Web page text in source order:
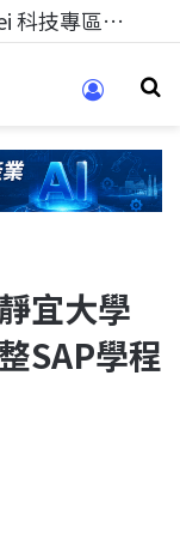
科技人的經驗傳承地！在 Pei Pei 科技專區，與學弟妹交流最硬核的技術
宜大學
SAP學程